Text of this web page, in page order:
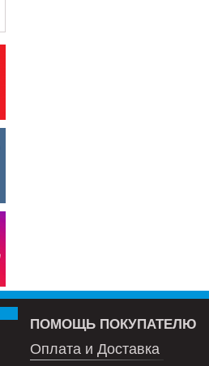
ПОМОЩЬ ПОКУПАТЕЛЮ
Оплата и Доставка